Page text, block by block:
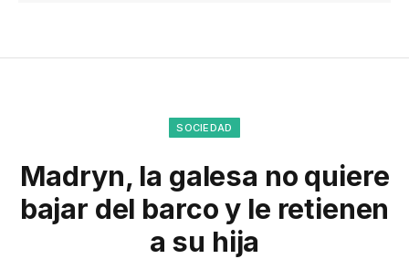
SOCIEDAD
Madryn, la galesa no quiere
bajar del barco y le retienen
a su hija